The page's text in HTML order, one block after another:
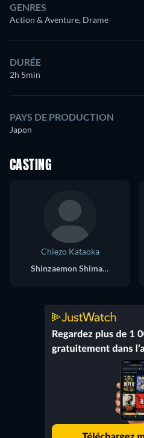
GENRES
Action & Aventure, Drame
DURÉE
2h 5min
PAYS DE PRODUCTION
Japon
CASTING
Chiezo Kataoka
Shinzaemon Shimada